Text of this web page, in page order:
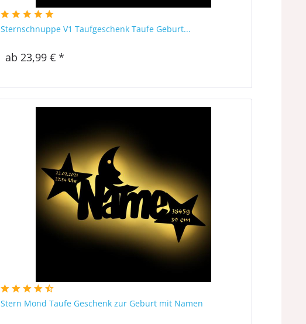
Sternschnuppe V1 Taufgeschenk Taufe Geburt...
ab 23,99 € *
Stern Mond Taufe Geschenk zur Geburt mit Namen